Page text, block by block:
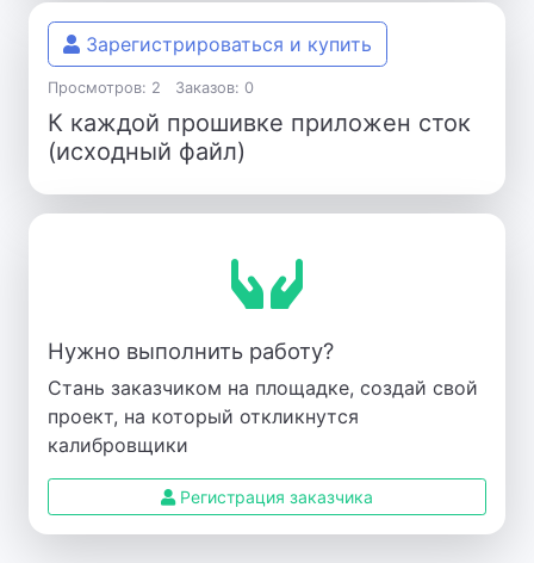
Зарегистрироваться и купить
Просмотров: 2 Заказов: 0
К каждой прошивке приложен сток
(исходный файл)
Нужно выполнить работу?
Стань заказчиком на площадке, создай свой
проект, на который откликнутся
калибровщики
Регистрация заказчика